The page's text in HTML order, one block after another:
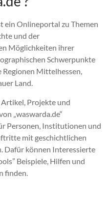
ein Onlineportal zu Themen
und der
Möglichkeiten ihrer
Schwerpunkte
Regionen Mittelhessen,
Land.
Projekte und
„waswarda.de“
Personen, Institutionen und
mit geschichtlichen
Dafür können Interessierte
Beispiele, Hilfen und
finden.